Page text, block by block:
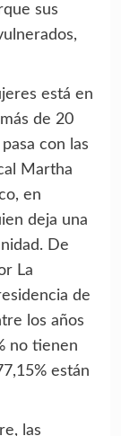
sus
está en
de 20
con las
Martha
en
deja una
De
La
de
los años
no tienen
están
las